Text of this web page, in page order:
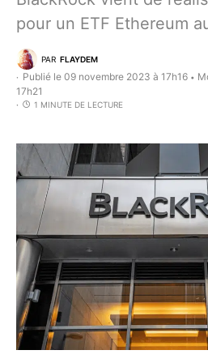
pour un ETF Ethereum
PAR FLAYDEM
Publié le 09 novembre 2023 à 17h16 •
17h21
1 MINUTE DE LECTURE